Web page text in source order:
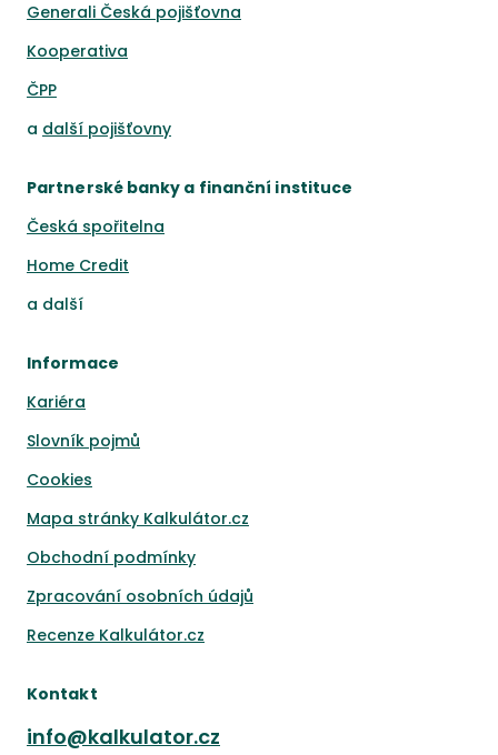
Generali Česká pojišťovna
Kooperativa
ČPP
a další pojišťovny
Partnerské banky a finanční instituce
Česká spořitelna
Home Credit
a další
Informace
Kariéra
Slovník pojmů
Cookies
Mapa stránky Kalkulátor.cz
Obchodní podmínky
Zpracování osobních údajů
Recenze Kalkulátor.cz
Kontakt
info@kalkulator.cz